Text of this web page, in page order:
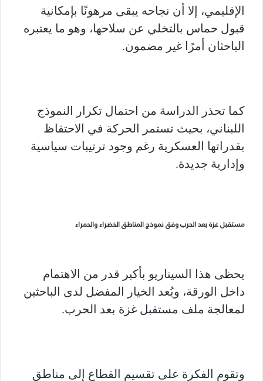
الإقليمي، إلا أن نجاحه يبقى مرهونًا بإمكانية
قبول حماس بالتخلي عن سلاحها، وهو ما يعتبره
الباحثان أمرًا غير مضمون.
كما تحذر الدراسة من احتمال تكرار النموذج
اللبناني، بحيث تستمر الحركة في الاحتفاظ
بقدراتها العسكرية رغم وجود ترتيبات سياسية
وإدارية جديدة.
مستقبل غزة بعد الحرب وفق نموذج المناطق الخضراء والحمراء
يحظى هذا السيناريو بأكبر قدر من الاهتمام
داخل الورقة، ويُعد الخيار المفضل لدى الباحثين
لمعالجة ملف مستقبل غزة بعد الحرب.
وتقوم الفكرة على تقسيم القطاع إلى مناطق